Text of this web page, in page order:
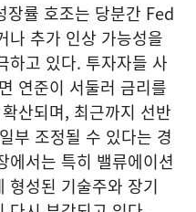
장률 호조는 당분간 Fed
나 추가 인상 가능성을
하고 있다. 투자자들 사
연준이 서둘러 금리를
산되며, 최근까지 선반
부 조정될 수 있다는 경
에서는 특히 밸류에이션
형성된 기술주와 장기